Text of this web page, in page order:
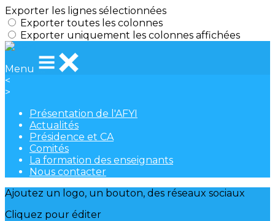
Exporter les lignes sélectionnées
Exporter toutes les colonnes
Exporter uniquement les colonnes affichées
Menu
<
>
Présentation de l'AFYI
Actualités
Présidence et CA
Comités
La formation des enseignants
Nous contacter
Ajoutez un logo, un bouton, des réseaux sociaux
Cliquez pour éditer